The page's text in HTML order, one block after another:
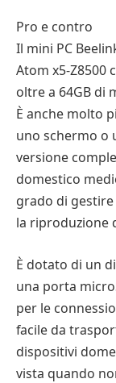
Pro e contro
Il mini PC
Atom x5-Z8500
oltre a 64GB di
È anche molto
uno schermo o
versione
domestico
grado di
la riproduzione
È dotato di un
una porta
per le
facile da
dispositivi
vista quando